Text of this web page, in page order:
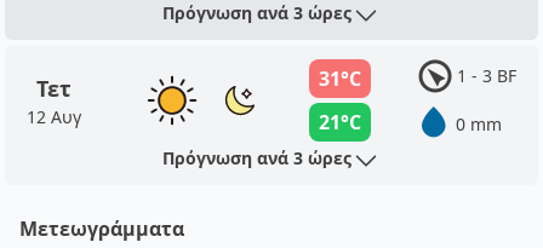
Πρόγνωση ανά 3 ώρες
Τετ
12 Αυγ
31°C
21°C
1 - 3 BF
0 mm
Πρόγνωση ανά 3 ώρες
Μετεωγράμματα